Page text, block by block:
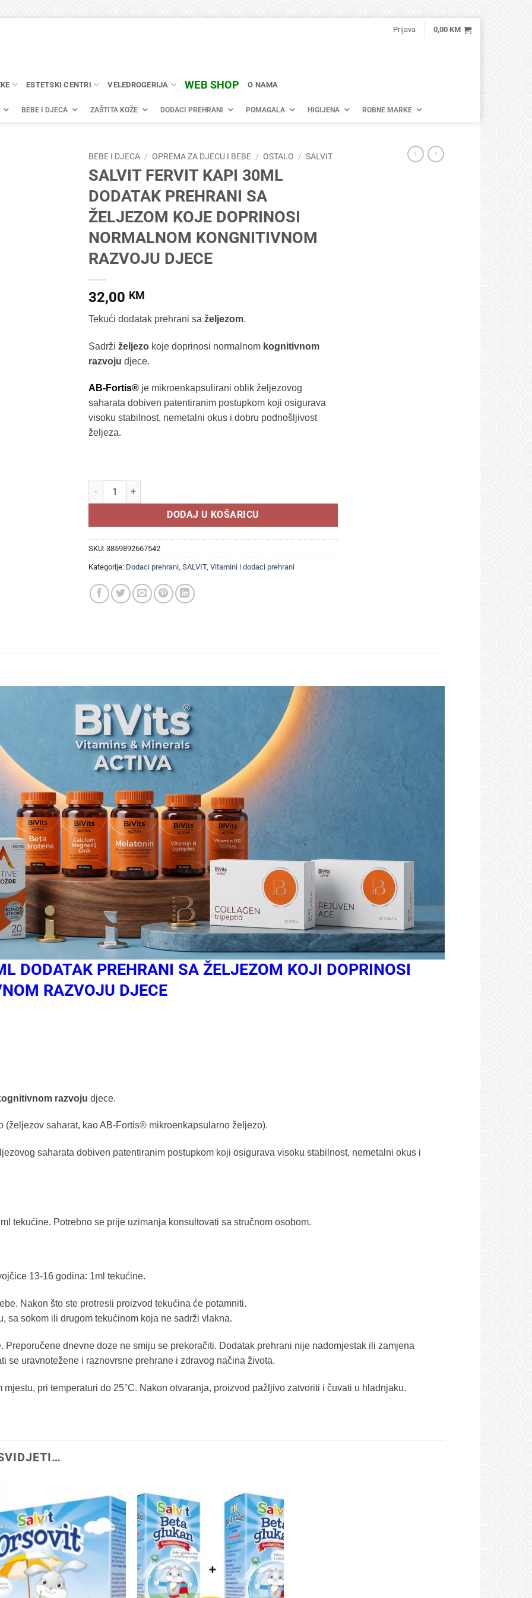
Prijava 0,00 KM
ESTETSKI CENTRI VELEDROGERIJA WEB SHOP O NAMA
BEBE I DJECA ZAŠTITA KOŽE DODACI PREHRANI POMAGALA HIGIJENA ROBNE MARKE
BEBE I DJECA / OPREMA ZA DJECU I BEBE / OSTALO / SALVIT
SALVIT FERVIT KAPI 30ML
DODATAK PREHRANI SA
ŽELJEZOM KOJE DOPRINOSI
NORMALNOM KONGNITIVNOM
RAZVOJU DJECE
32,00 KM
Tekući dodatak prehrani sa željezom.
Sadrži željezo koje doprinosi normalnom kognitivnom
razvoju djece.
AB-Fortis® je mikroenkapsulirani oblik željezovog
saharata dobiven patentiranim postupkom koji osigurava
visoku stabilnost, nemetalni okus i dobru podnošljivost
željeza.
SALVIT FERVIT KAPI 30ML DODATAK PREHRANI SA ŽELJEZOM KOJE DOPRINOSI NORMALNOM KONGNITIVNOM
DODAJ U KOŠARICU
SKU: 3859892667542
Kategorije: Dodaci prehrani SALVIT, Vitamini i dodaci prehrani
DODATAK PREHRANI SA ŽELJEZOM KOJI DOPRINOSI
RAZVOJU DJECE
razvoju djece.
(željezov saharat, kao AB-Fortis® mikroenkapsularno željezo).
saharata dobiven patentiranim postupkom koji osigurava visoku stabilnost, nemetalni okus i
tekućine. Potrebno se prije uzimanja konsultovati sa stručnom osobom.
13-16 godina: 1ml tekućine.
Nakon što ste protresli proizvod tekućina će potamniti.
sa sokom ili drugom tekućinom koja ne sadrži vlakna.
Preporučene dnevne doze ne smiju se prekoračiti. Dodatak prehrani nije nadomjestak ili zamjena
se uravnotežene i raznovrsne prehrane i zdravog načina života.
mjestu, pri temperaturi do 25°C. Nakon otvaranja, proizvod pažljivo zatvoriti i čuvati u hladnjaku.